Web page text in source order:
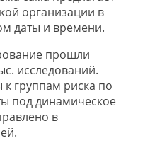
организации в
даты и времени.
прошли
исследований.
к группам риска по
под динамическое
в